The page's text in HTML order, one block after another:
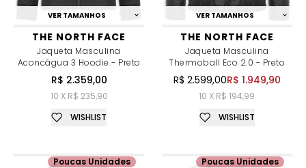
VER TAMANHOS
THE NORTH FACE
Jaqueta Masculina
Aconcágua 3 Hoodie - Preto
R$ 2.359,00
10 X R$ 235,90
WISHLIST
VER TAMANHOS
THE NORTH FACE
Jaqueta Masculina
Thermoball Eco 2.0 - Preto
R$ 2.599,00R$ 1.949,90
10 X R$ 194,99
WISHLIST
Poucas Unidades Poucas Unidades